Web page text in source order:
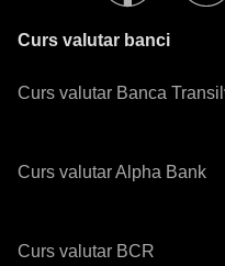
Curs valutar banci
Curs valutar Banca
Curs valutar Alpha Bank
Curs valutar BCR